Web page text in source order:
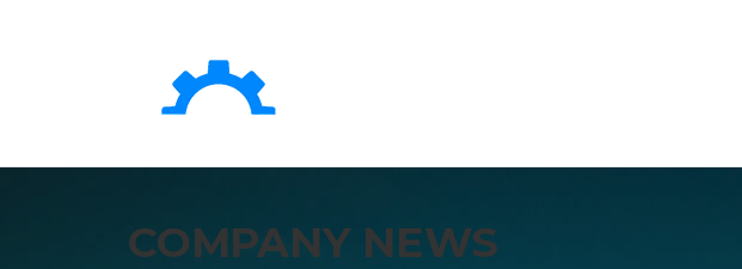
COMPANY NEWS